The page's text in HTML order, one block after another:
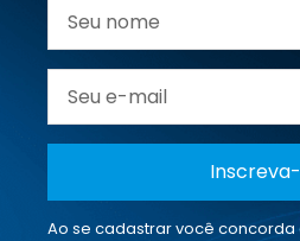
Ao se cadastrar você